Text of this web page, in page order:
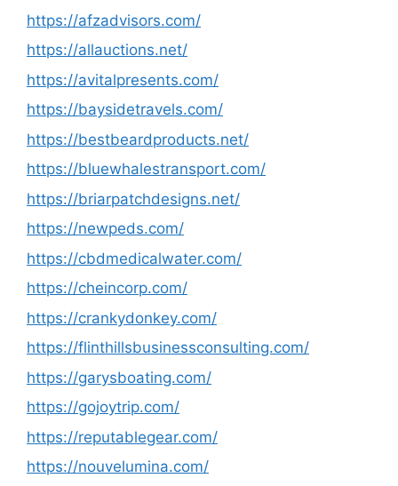
https://afzadvisors.com/
https://allauctions.net/
https://avitalpresents.com/
https://baysidetravels.com/
https://bestbeardproducts.net/
https://bluewhalestransport.com/
https://briarpatchdesigns.net/
https://newpeds.com/
https://cbdmedicalwater.com/
https://cheincorp.com/
https://crankydonkey.com/
https://flinthillsbusinessconsulting.com/
https://garysboating.com/
https://gojoytrip.com/
https://reputablegear.com/
https://nouvelumina.com/